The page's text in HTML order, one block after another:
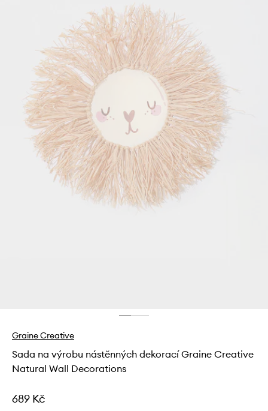
Graine Creative
Sada na výrobu nástěnných dekorací Graine Creative
Natural Wall Decorations
689 Kč